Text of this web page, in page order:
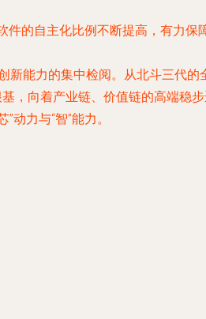
的自主化比例不断提高，有力保
新能力的集中检阅。从北斗三代
，向着产业链、价值链的高端稳
力与“智”能力。